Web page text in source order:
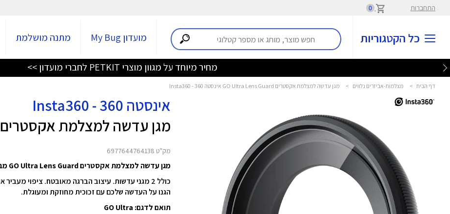
התחברות 0
כל הקטגוריות מועדון My Bug מתנה מושלמת
מחיר מיוחד על מגוון מוצרי PETKIT לחברי מועדון >>
דף הבית > מצלמות-אביזרים נלווים > מגן עדשה למצלמת אקסטרים GO Ultra Lens Guard אינסטה 360 - Insta360
אינסטה 360 - Insta360
מגן עדשה למצלמת אקסטרים GO Ultra Lens Guard
מק"ט 6977644764138
מגן עדשה למצלמת אקסטרים GO Ultra Lens Guard מבית Insta360
כולל 2 מגני עדשות. עיצוב הברגה מאובטח. ציפוי מעביר אור משפר את איכות התמונה.
הגנו על העדשה שלכם עם זכוכית מחוזקת ומעוגלת.
תואם לדגם: GO Ultra